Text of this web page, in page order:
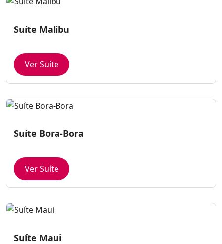
Suíte Malibu
Ver Suíte
Suíte Bora-Bora
Ver Suíte
Suíte Maui